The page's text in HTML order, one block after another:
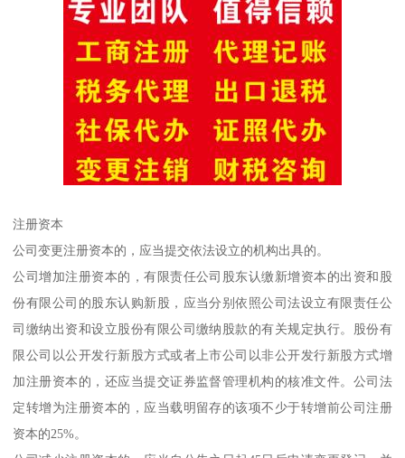
注册资本
公司变更注册资本的，应当提交依法设立的机构出具的。
公司增加注册资本的，有限责任公司股东认缴新增资本的出资和股
份有限公司的股东认购新股，应当分别依照公司法设立有限责任公
司缴纳出资和设立股份有限公司缴纳股款的有关规定执行。股份有
限公司以公开发行新股方式或者上市公司以非公开发行新股方式增
加注册资本的，还应当提交证券监督管理机构的核准文件。公司法
定转增为注册资本的，应当载明留存的该项不少于转增前公司注册
资本的25%。